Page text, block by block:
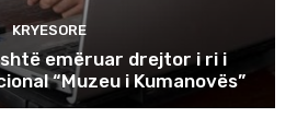
KRYESORE
emëruar drejtor i ri i
“Muzeu i Kumanovës”